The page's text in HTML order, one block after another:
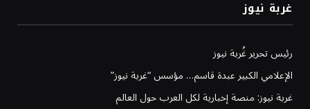
غربة نيوز
رئيس تحرير غُربة نيوز
الإعلامي الكبير عبدة قاسم… مؤسس “غربة نيوز”
غربة نيوز: منصة إخبارية لكل العرب حول العالم